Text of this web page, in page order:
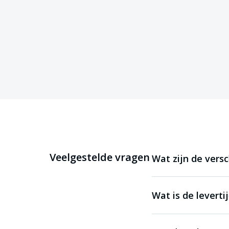
Veelgestelde vragen Wat zijn de
Wat is de